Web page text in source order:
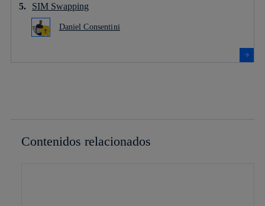
SIM Swapping
Daniel Consentini
Contenidos relacionados